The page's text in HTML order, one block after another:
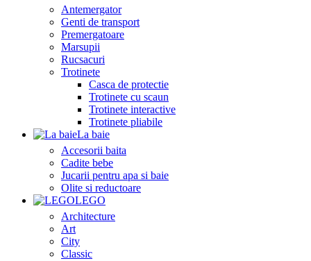
Antemergator
Genti de transport
Premergatoare
Marsupii
Rucsacuri
Trotinete
Casca de protectie
Trotinete cu scaun
Trotinete interactive
Trotinete pliabile
La baie
Accesorii baita
Cadite bebe
Jucarii pentru apa si baie
Olite si reductoare
LEGO
Architecture
Art
City
Classic